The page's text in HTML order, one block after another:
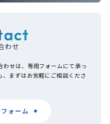
わせ
せは、専用フォームにて承っ
まずはお気軽にご相談くださ
ォーム